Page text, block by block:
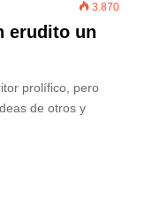
3.870
erudito un
prolífico, pero
de otros y